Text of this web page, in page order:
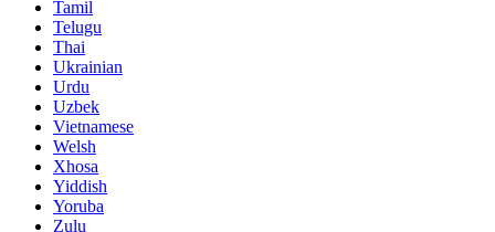
Tamil
Telugu
Thai
Ukrainian
Urdu
Uzbek
Vietnamese
Welsh
Xhosa
Yiddish
Yoruba
Zulu